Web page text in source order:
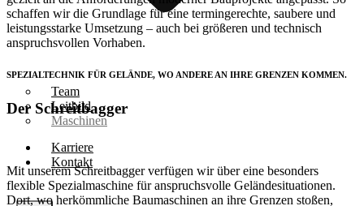
Team
Leitbild
Maschinen
Karriere
Kontakt
schaffen wir die Grundlage für eine termingerechte, saubere und
leistungsstarke Umsetzung – auch bei größeren und technisch
anspruchsvollen Vorhaben.
SPEZIALTECHNIK FÜR GELÄNDE, WO ANDERE AN IHRE GRENZEN KOMMEN.
Der Schreitbagger
Mit unserem Schreitbagger verfügen wir über eine besonders
flexible Spezialmaschine für anspruchsvolle Geländesituationen.
Dort, wo herkömmliche Baumaschinen an ihre Grenzen stoßen,